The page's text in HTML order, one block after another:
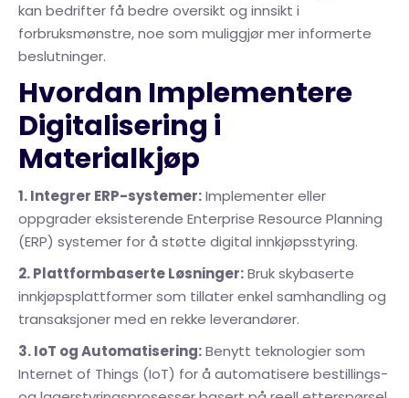
kan bedrifter få bedre oversikt og innsikt i
forbruksmønstre, noe som muliggjør mer informerte
beslutninger.
Hvordan Implementere
Digitalisering i
Materialkjøp
1. Integrer ERP-systemer:Implementer eller
oppgrader eksisterende Enterprise Resource Planning
(ERP) systemer for å støtte digital innkjøpsstyring.
2. Plattformbaserte Løsninger:Bruk skybaserte
innkjøpsplattformer som tillater enkel samhandling og
transaksjoner med en rekke leverandører.
3. IoT og Automatisering:Benytt teknologier som
Internet of Things (IoT) for å automatisere bestillings-